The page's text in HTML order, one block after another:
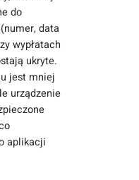
do
data
wypłatach
ukryte.
jest mniej
urządzenie
aplikacji